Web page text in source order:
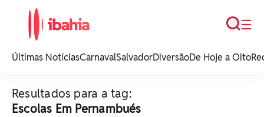
noticias e
☰
Busca
Últimas NotíciasCarnavalSalvadorDiversãoDe Hoje a Oito
Resultados para a tag:
Escolas Em Pernambués